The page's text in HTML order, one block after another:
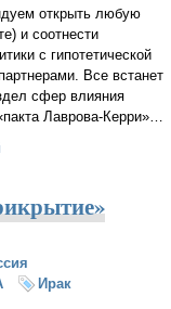
открыть любую
и соотнести
с гипотетической
Все встанет
сфер влияния
Лаврова-Керри»…
Восток
Ирак